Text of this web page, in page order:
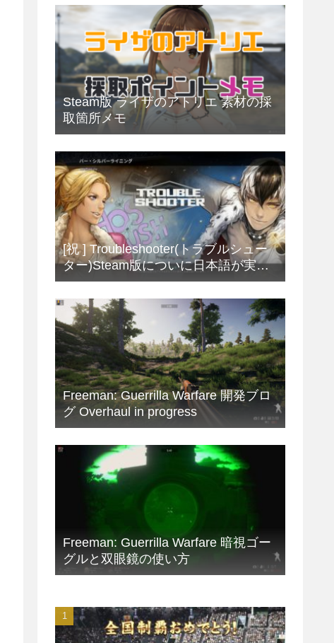
Steam版 ライザのアトリエ 素材の採
取箇所メモ
[祝 ] Troubleshooter(トラブルシュー
ター)Steam版についに日本語が実
装！
Freeman: Guerrilla Warfare 開発ブロ
グ Overhaul in progress
Freeman: Guerrilla Warfare 暗視ゴー
グルと双眼鏡の使い方